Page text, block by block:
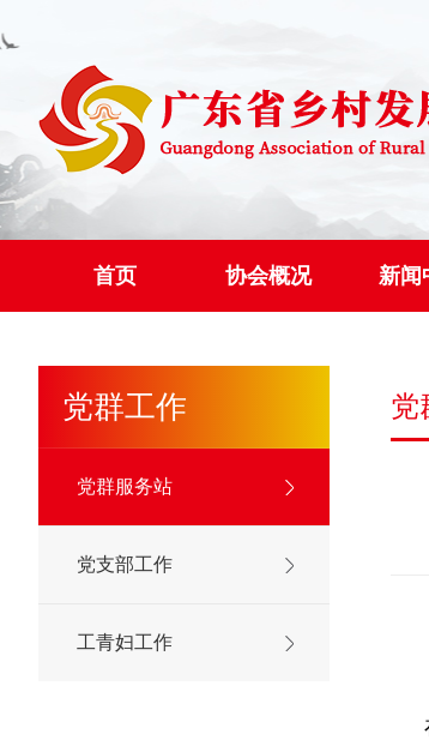
首页 协会概况 新闻
党群工作
党群服务站
党支部工作
工青妇工作
党